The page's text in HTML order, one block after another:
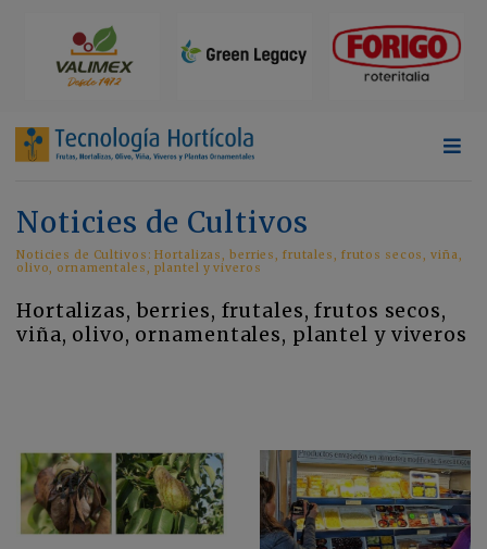
Noticies de Cultivos
Noticies de Cultivos: Hortalizas, berries, frutales, frutos secos, viña,
olivo, ornamentales, plantel y viveros
Hortalizas, berries, frutales, frutos secos,
viña, olivo, ornamentales, plantel y viveros